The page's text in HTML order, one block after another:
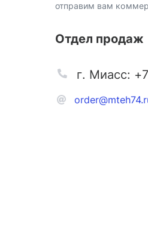
отправим вам
Отдел продаж
г. Миасс: